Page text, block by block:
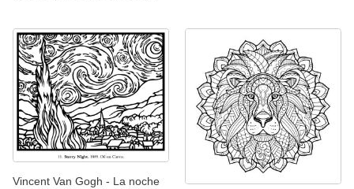
Vincent Van Gogh - La noche